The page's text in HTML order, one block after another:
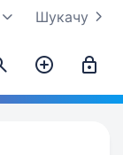
Шукачу